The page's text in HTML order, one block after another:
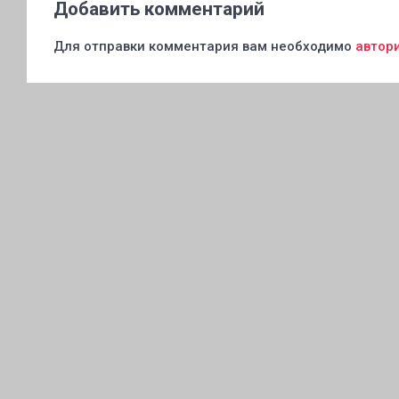
Добавить комментарий
Для отправки комментария вам необходимо